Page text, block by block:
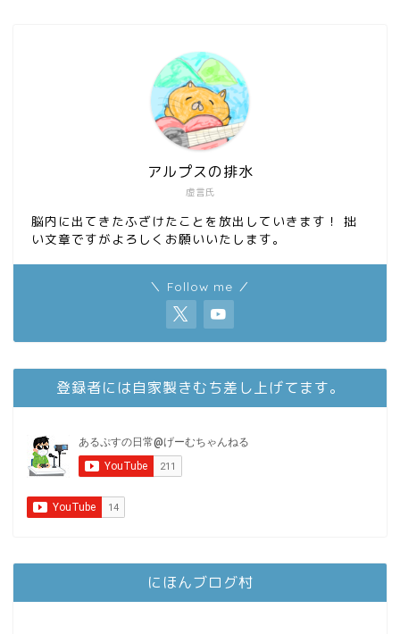
虚言氏
アルプスの排水
脳内に出てきたふざけたことを放出していきます！ 拙
い文章ですがよろしくお願いいたします。
＼ Follow me ／
登録者には自家製きむち差し上げてます。
にほんブログ村